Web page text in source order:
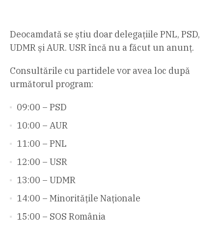
Deocamdată se știu doar delegațiile PNL, PSD,
UDMR și AUR. USR încă nu a făcut un anunț.
Consultările cu partidele vor avea loc după
următorul program:
09:00 – PSD
10:00 – AUR
11:00 – PNL
12:00 – USR
13:00 – UDMR
14:00 – Minoritățile Naționale
15:00 – SOS România